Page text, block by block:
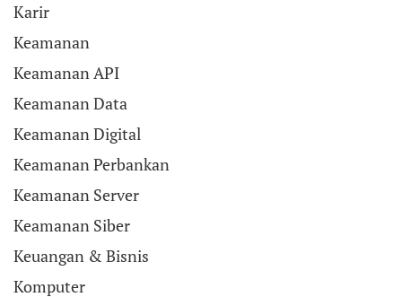
Karir
Keamanan
Keamanan API
Keamanan Data
Keamanan Digital
Keamanan Perbankan
Keamanan Server
Keamanan Siber
Keuangan & Bisnis
Komputer